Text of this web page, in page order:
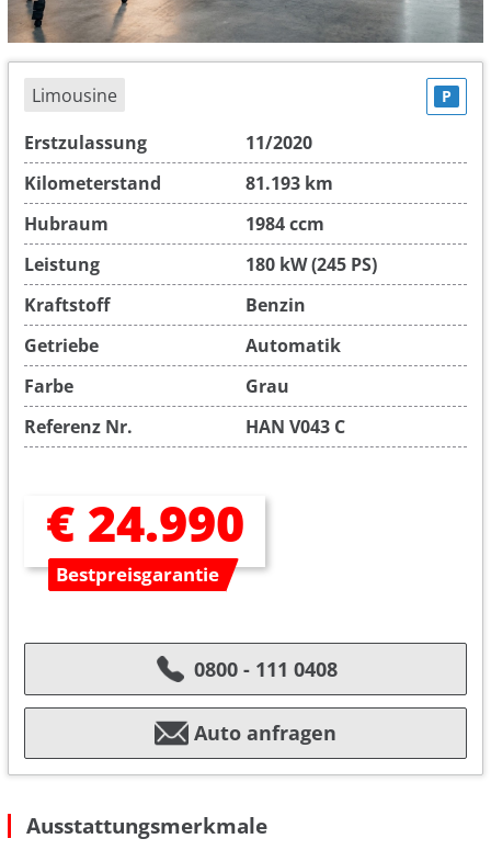
Limousine P
Erstzulassung
11/2020
Kilometerstand
81.193 km
Hubraum
1984 ccm
Leistung
180 kW (245 PS)
Kraftstoff
Benzin
Getriebe
Automatik
Farbe
Grau
Referenz Nr.
HAN V043 C
€ 24.990
Bestpreisgarantie
0800 - 111 0408
Auto anfragen
Ausstattungsmerkmale